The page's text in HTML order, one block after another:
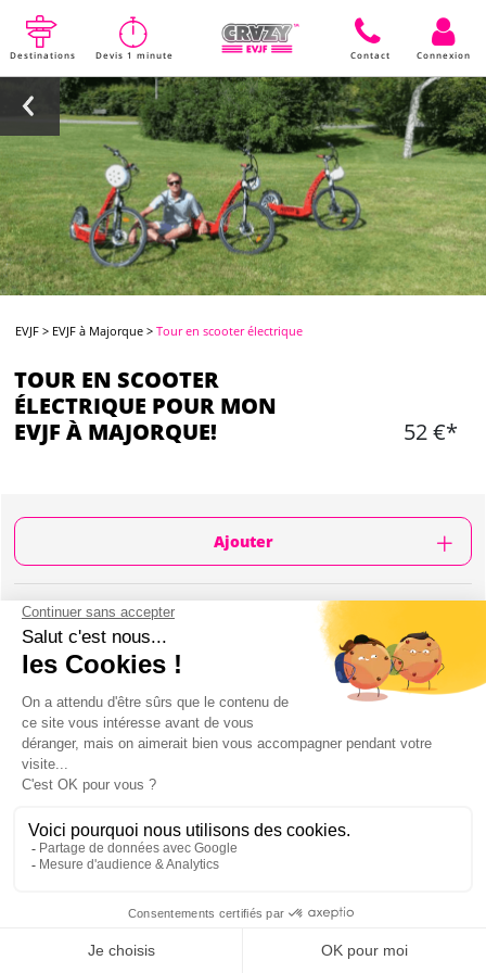
Destinations Devis 1 minute Contact Connexion
EVJF > EVJF à Majorque >Tour en scooter électrique
TOUR EN SCOOTER
ÉLECTRIQUE POUR MON
EVJF À MAJORQUE!
52 €*
Ajouter
CONTENU
Tour en scooter électrique
Tour publique - possibilité d'effectuer un tour
privé (supplément)
Durée: 1h30
Guide
Le scooter peut aller jusqu'à 20km
Visite de Palma de Mallorca
Principales attractions à voir: Plaça de Cort,
Eulalia, Passeig del Born, Paroisse de Santa Cruz,
Es Baluard - Musée d'art contemporain, Église à
Mon EVJF à Majorque